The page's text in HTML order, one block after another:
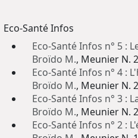
Eco-Santé Infos
Eco-Santé Infos n° 5 :
Broïdo M., Meunier N.
Eco-Santé Infos n° 4 :
Broïdo M., Meunier N.
Eco-Santé Infos n° 3 :
Broïdo M., Meunier N.
Eco-Santé Infos n° 2 :